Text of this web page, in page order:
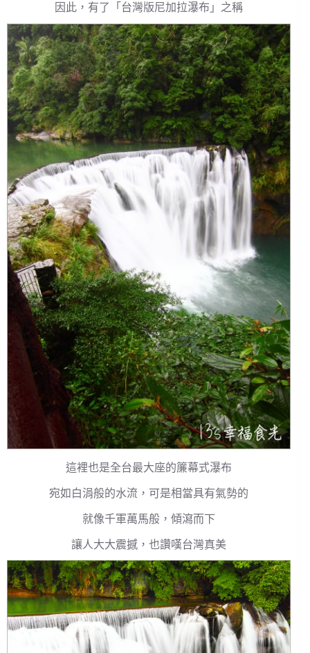
因此，有了「台灣版尼加拉瀑布」之稱
這裡也是全台最大座的簾幕式瀑布
宛如白涓般的水流，可是相當具有氣勢的
就像千軍萬馬般，傾瀉而下
讓人大大震撼，也讚嘆台灣真美